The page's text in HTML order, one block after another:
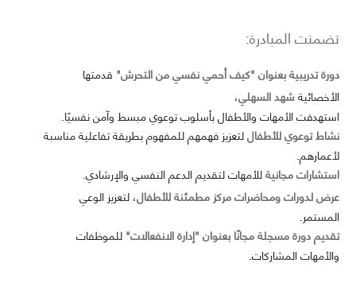
تضمنت المبادرة:
دورة تدريبية بعنوان "كيف أحمي نفسي من التحرش" قدمتها
الأخصائيةشهد السهلي،
استهدفت الأمهات والأطفال بأسلوب توعوي مبسط وآمن نفسيًا.
نشاط توعوي للأطفاللتعزيز فهمهم للمفهوم بطريقة تفاعلية مناسبة
لأعمارهم.
استشارات مجانيةللأمهات لتقديم الدعم النفسي والإرشادي.
عرض لدورات ومحاضرات مركز مطمئنة للأطفال، لتعزيز الوعي
المستمر.
تقديم دورة مسجلة مجانًا بعنوان "إدارة الانفعالات" للموظفات
والأمهات المشاركات.